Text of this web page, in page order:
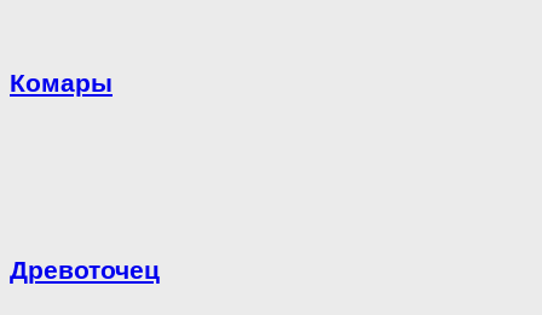
Комары
Древоточец